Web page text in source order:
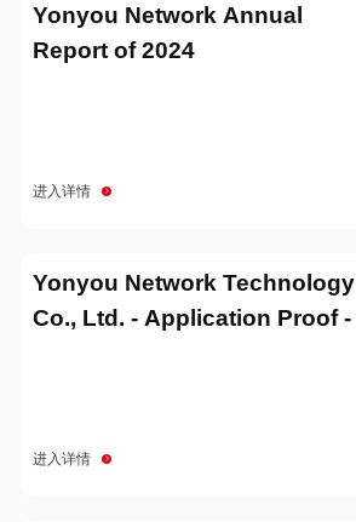
Yonyou Network Annual
Report of 2024
进入详情
Yonyou Network Technology
Co., Ltd. - Application Proof -
进入详情